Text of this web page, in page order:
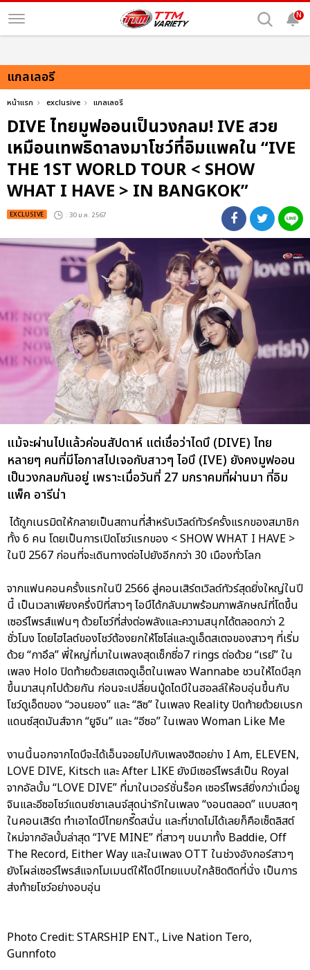
N
แกลเลอรี
หน้าแรก exclusive แกลเลอรี
DIVE ไทยมูฟออนเป็นวงกลม! IVE สวย
เหมือนเทพธิดาลงมาโชว์ที่อิมแพคใน “IVE
THE 1ST WORLD TOUR < SHOW
WHAT I HAVE > IN BANGKOK”
EXCLUSIVE : 30 ม.ค. 2567
แม้จะผ่านไปแล้วค่อนสัปดาห์ แต่เชื่อว่าไดบึ (DIVE) ไทย
หลายๆ คนที่มีโอกาสไปเจอกับสาวๆ ไอบึ (IVE) ยังคงมูฟออน
เป็นวงกลมกันอยู่ เพราะเมื่อวันที่ 27 มกราคมที่ผ่านมา ที่อิม
แพ็ค อารีน่า
ได้ถูกเนรมิตให้กลายเป็นสถานที่สำหรับเวิลด์ทัวร์ครั้งแรกของสมาชิก
ทั้ง 6 คน โดยเป็นการเปิดโชว์แรกของ < SHOW WHAT I HAVE >
ในปี 2567 ก่อนที่จะเดินทางต่อไปยังอีกกว่า 30 เมืองทั่วโลก
จากแฟนคอนครั้งแรกในปี 2566 สู่คอนเสิร์ตเวิลด์ทัวร์สุดยิ่งใหญ่ในปี
นี้ เป็นเวลาเพียงครึ่งปีที่สาวๆ ไอบึได้กลับมาพร้อมภาพลักษณ์ที่โตขึ้น
เซอร์ไพรส์แฟนๆ ด้วยโชว์ที่ส่งต่อพลังและความสนุกได้ตลอดกว่า 2
ชั่วโมง โดยไฮไลต์ของโชว์ต้องยกให้โซโล่และดูเอ็ตสเตจของสาวๆ ที่เริ่ม
ด้วย “กาอึล” พี่ใหญ่ที่มาในเพลงสุดเซ็กซี่อ7 rings ต่อด้วย “เรย์” ใน
เพลง Holo ปิดท้ายด้วยสเตจดูเอ็ตในเพลง Wannabe ชวนให้ไดบึลุก
ขึ้นมาสนุกไปด้วยกัน ก่อนจะเปลี่ยนมู้ดไดบึในฮอลล์ให้อบอุ่นขึ้นกับ
โชว์ดูเอ็ตของ “วอนยอง” และ “ลิซ” ในเพลง Reality ปิดท้ายด้วยเบรก
แดนซ์สุดมันส์จาก “ยูจิน” และ “อีซอ” ในเพลง Woman Like Me
งานนี้นอกจากไดบึจะได้เอ็นจอยไปกับเพลงฮิตอย่าง I Am, ELEVEN,
LOVE DIVE, Kitsch และ After LIKE ยังมีเซอร์ไพรส์เป็น Royal
จากอัลบั้ม “LOVE DIVE” ที่มาในเวอร์ชั่นร็อค เซอร์ไพรส์ยิ่งกว่าเมื่อยู
จินและอีซอโชว์แดนซ์ชาเลนจ์สุดน่ารักในเพลง “งอนตลอด” แบบสดๆ
ในคอนเสิร์ต ทำเอาไดบึไทยกรี๊ดสนั่น และที่ขาดไม่ได้เลยก็คือเซ็ตลิสต์
ใหม่จากอัลบั้มล่าสุด “I’VE MINE” ที่สาวๆ ขนมาทั้ง Baddie, Off
The Record, Either Way และในเพลง OTT ในช่วงอังกอร์สาวๆ
ยังโผล่เซอร์ไพรส์แจกโมเมนต์ให้ไดบึไทยแบบใกล้ชิดติดที่นั่ง เป็นการ
ส่งท้ายโชว์อย่างอบอุ่น
Photo Credit: STARSHIP ENT., Live Nation Tero,
Gunnfoto